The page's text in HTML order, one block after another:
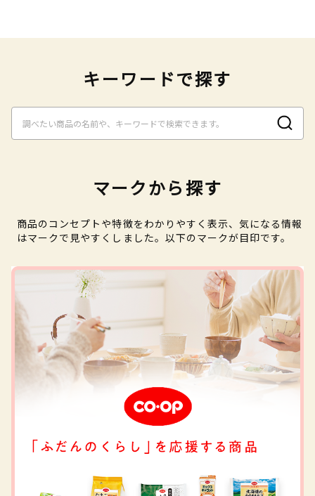
キーワードで探す
マークから探す
商品のコンセプトや特徴をわかりやすく表示、気になる情報
はマークで見やすくしました。以下のマークが目印です。